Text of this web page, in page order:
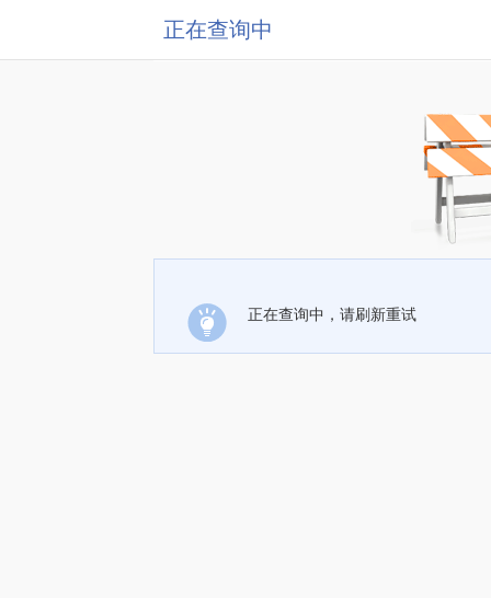
正在查询中
正在查询中，请刷新重试